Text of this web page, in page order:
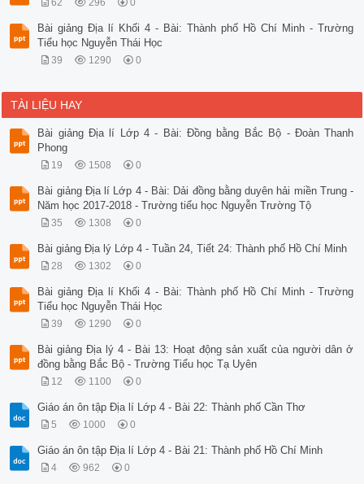
62 296 0
Bài giảng Địa lí Khối 4 - Bài: Thành phố Hồ Chí Minh - Trường
Tiểu học Nguyễn Thái Học
39 1290 0
TÀI LIỆU HAY
Bài giảng Địa lí Lớp 4 - Bài: Đồng bằng Bắc Bộ - Đoàn Thanh
Phong
19 1508 0
Bài giảng Địa lí Lớp 4 - Bài: Dải đồng bằng duyên hải miền Trung -
Năm học 2017-2018 - Trường tiểu học Nguyễn Trường Tộ
35 1308 0
Bài giảng Địa lý Lớp 4 - Tuần 24, Tiết 24: Thành phố Hồ Chí Minh
28 1302 0
Bài giảng Địa lí Khối 4 - Bài: Thành phố Hồ Chí Minh - Trường
Tiểu học Nguyễn Thái Học
39 1290 0
Bài giảng Địa lý 4 - Bài 13: Hoạt động sản xuất của người dân ở
đồng bằng Bắc Bộ - Trường Tiểu học Tạ Uyên
12 1100 0
Giáo án ôn tập Địa lí Lớp 4 - Bài 22: Thành phố Cần Thơ
5 1000 0
Giáo án ôn tập Địa lí Lớp 4 - Bài 21: Thành phố Hồ Chí Minh
4 962 0